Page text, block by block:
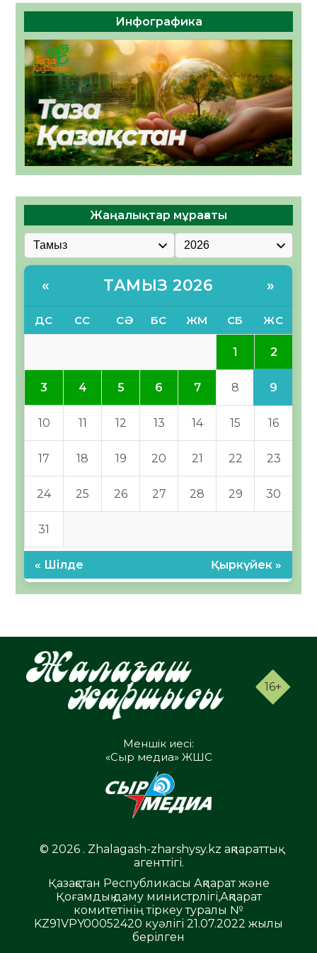
Инфографика
Жаңалықтар мұрағаты
« ТАМЫЗ 2026 »
ДС СС СӘ БС ЖМ СБ ЖС
1 2
3 4 5 6 7 8 9
10 11 12 13 14 15 16
17 18 19 20 21 22 23
24 25 26 27 28 29 30
31
« Шілде Қыркүйек »
16+
Меншік иесі:
«Сыр медиа» ЖШС
© 2026 . Zhalagash-zharshysy.kz ақпараттық
агенттігі.
Қазақстан Республикасы Ақпарат және
Қоғамдық даму министрлігі,Ақпарат
комитетінің тіркеу туралы №
KZ91VPY00052420 куәлігі 21.07.2022 жылы
берілген